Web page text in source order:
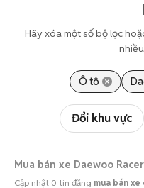
Hãy xóa một số bộ lọc
Ô tô
Đổi khu vực
Mua bán xe Daewoo
Cập nhật 0 tin đăng mua bán